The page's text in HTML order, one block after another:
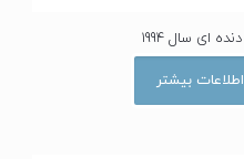
اطلاعات بیشتر